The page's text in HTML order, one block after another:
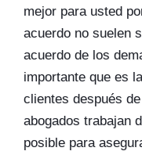
mejor para usted
acuerdo no suelen
acuerdo de los
importante que es
clientes después
abogados trabajan
posible para